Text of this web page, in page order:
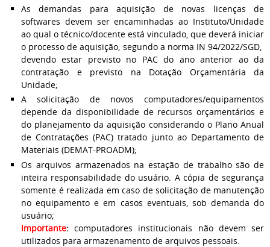
As demandas para aquisição de novas licenças de
softwares devem ser encaminhadas ao Instituto/Unidade
ao qual o técnico/docente está vinculado, que deverá iniciar
o processo de aquisição, segundo a norma IN 94/2022/SGD,
devendo estar previsto no PAC do ano anterior ao da
contratação e previsto na Dotação Orçamentária da
Unidade;
A solicitação de novos computadores/equipamentos
depende da disponibilidade de recursos orçamentários e
do planejamento da aquisição considerando o Plano Anual
de Contratações (PAC) tratado junto ao Departamento de
Materiais (DEMAT-PROADM);
Os arquivos armazenados na estação de trabalho são de
inteira responsabilidade do usuário. A cópia de segurança
somente é realizada em caso de solicitação de manutenção
no equipamento e em casos eventuais, sob demanda do
usuário;
Importante: computadores institucionais não devem ser
utilizados para armazenamento de arquivos pessoais.